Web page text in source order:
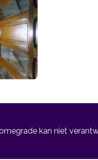
kan niet